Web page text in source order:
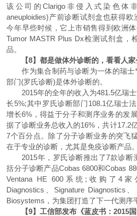
该公司的Clarigo非侵入式染色体
aneuploidies)产前诊断试剂盒也获得
今年早些时候，它上市销售得到欧洲
Tumor MASTR Plus Dx检测试剂盒，
品。
【8】都是做体外诊断的，看看人
作为集合制药与诊断为一体的瑞士*
部门(罗氏诊断)是体外诊断的。
2015年的全年的收入为481.5亿瑞士
长5%;其中罗氏诊断部门108.1亿瑞士
增长6%，得益于分子和测序业务的发
据了诊断业务总收入的16%，共计17.2
7个百分点。除了分子诊断业务的突飞
在于专业的诊断，尤其是免疫诊断产品。
2015年，罗氏诊断推出了7款诊断
括分子诊断产品Cobas 6800和Cobas
Ventana HE 600系统;收购了4
Diagnostics、Signature Diagnostics
Biosystems，为集团打造了下一代测序
【9】工信部发布《蓝皮书：2015国